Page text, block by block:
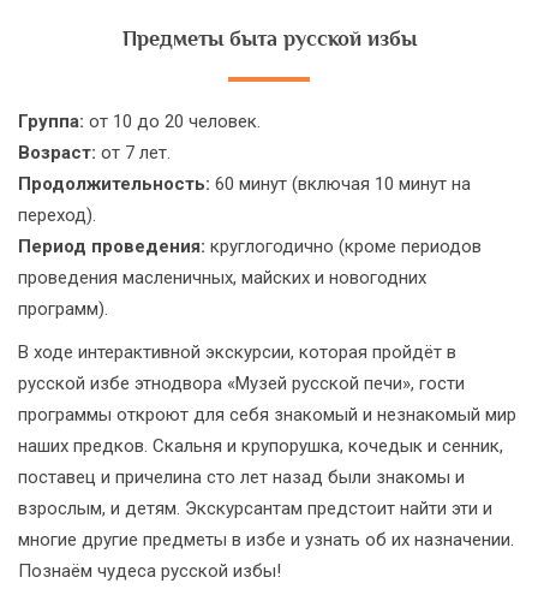
Предметы быта русской избы
Группа: от 10 до 20 человек.
Возраст: от 7 лет.
Продолжительность: 60 минут (включая 10 минут на
переход).
Период проведения: круглогодично (кроме периодов
проведения масленичных, майских и новогодних
программ).
В ходе интерактивной экскурсии, которая пройдёт в
русской избе этнодвора «Музей русской печи», гости
программы откроют для себя знакомый и незнакомый мир
наших предков. Скальня и крупорушка, кочедык и сенник,
поставец и причелина сто лет назад были знакомы и
взрослым, и детям. Экскурсантам предстоит найти эти и
многие другие предметы в избе и узнать об их назначении.
Познаём чудеса русской избы!